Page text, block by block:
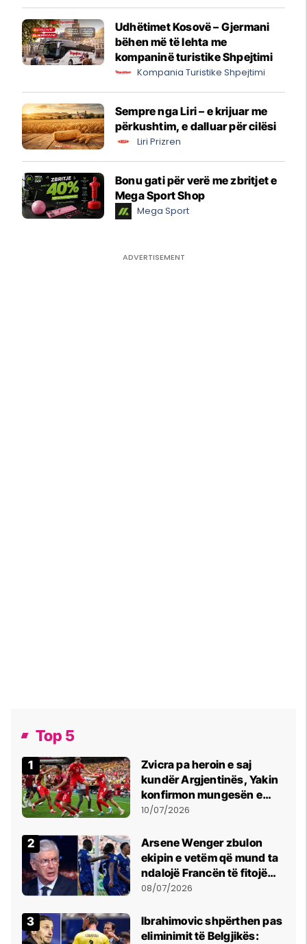
Udhëtimet Kosovë – Gjermani
bëhen më të lehta me
kompaninë turistike Shpejtimi
Kompania Turistike Shpejtimi
Sempre nga Liri – e krijuar me
përkushtim, e dalluar për cilësi
Liri Prizren
Bonu gati për verë me zbritjet e
Mega Sport Shop
Mega Sport
Top 5
Zvicra pa heroin e saj
kundër Argjentinës, Yakin
konfirmon mungesën e
madhe
10/07/2026
Arsene Wenger zbulon
ekipin e vetëm që mund ta
ndalojë Francën të fitojë
Kupën e Botës
08/07/2026
Ibrahimovic shpërthen pas
eliminimit të Belgjikës: